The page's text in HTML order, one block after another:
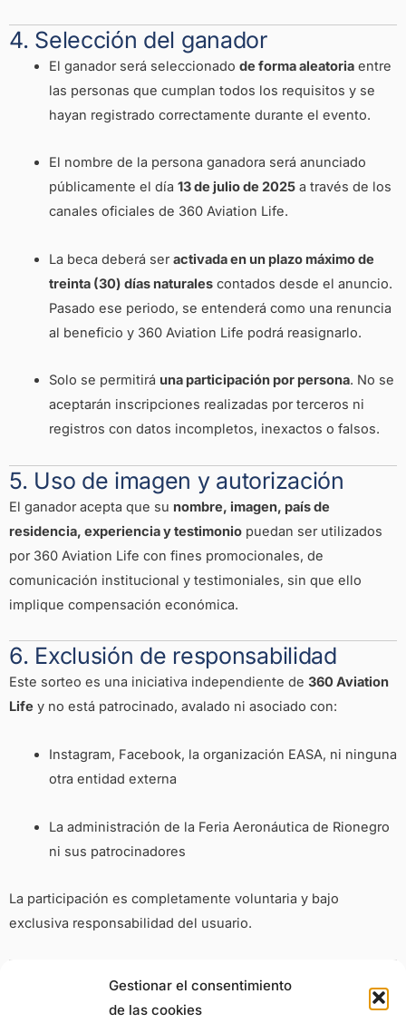
Gestionar el consentimiento
de las cookies
4. Selección del ganador
El ganador será seleccionado de forma aleatoriaentre
las personas que cumplan todos los requisitos y se
hayan registrado correctamente durante el evento.
El nombre de la persona ganadora será anunciado
públicamente el día 13 de julio de 2025a través de los
canales oficiales de 360 Aviation Life.
La beca deberá seractivada en un plazo máximo de
treinta (30) días naturalescontados desde el anuncio.
Pasado ese periodo, se entenderá como una renuncia
al beneficio y 360 Aviation Life podrá reasignarlo.
Solo se permitirá una participación por persona. No se
aceptarán inscripciones realizadas por terceros ni
registros con datos incompletos, inexactos o falsos.
5. Uso de imagen y autorización
El ganador acepta que su nombre, imagen, país de
residencia, experiencia y testimonio puedan ser utilizados
por 360 Aviation Life con fines promocionales, de
comunicación institucional y testimoniales, sin que ello
implique compensación económica.
6. Exclusión de responsabilidad
Este sorteo es una iniciativa independiente de 360 Aviation
Life y no está patrocinado, avalado ni asociado con:
Instagram, Facebook, la organización EASA, ni ninguna
otra entidad externa
La administración de la Feria Aeronáutica de Rionegro
ni sus patrocinadores
La participación es completamente voluntaria y bajo
exclusiva responsabilidad del usuario.
7. Aceptación y modificaciones
La participación en el sorteo implica la